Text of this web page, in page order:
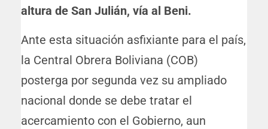
altura de San Julián, vía al Beni.
Ante esta situación asfixiante para el país,
la Central Obrera Boliviana (COB)
posterga por segunda vez su ampliado
nacional donde se debe tratar el
acercamiento con el Gobierno, aun